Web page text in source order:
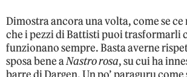
Dimostra ancora una volta, come se ce
che i pezzi di Battisti puoi trasformarli
funzionano sempre. Basta averne
sposa bene aNastro rosa, su cui ha